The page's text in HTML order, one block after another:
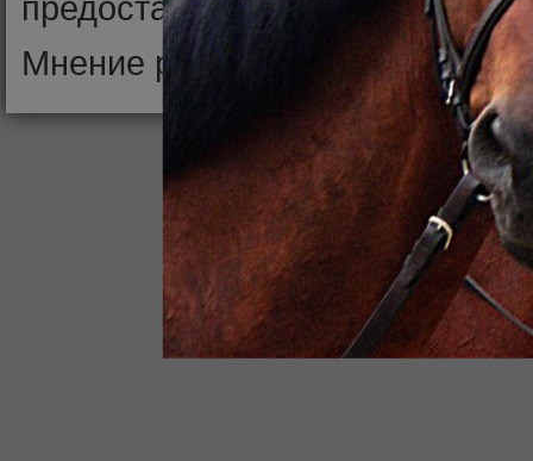
Мнение редакции может не